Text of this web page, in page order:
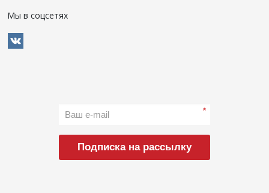
Мы в соцсетях
*
Подписка на рассылку